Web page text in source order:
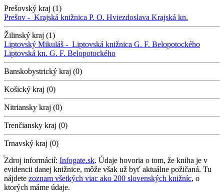
Prešovský kraj (1)
Prešov - Krajská knižnica P. O. Hviezdoslava Krajská kn.
Žilinský kraj (1)
Liptovský Mikuláš - Liptovská knižnica G. F. Belopotockého
Liptovská kn. G. F. Belopotockého
Banskobystrický kraj (0)
Košický kraj (0)
Nitriansky kraj (0)
Trenčiansky kraj (0)
Trnavský kraj (0)
Zdroj informácií: Infogate.sk. Údaje hovoria o tom, že kniha je v
evidencii danej knižnice, môže však už byť aktuálne požičaná. Tu
nájdete zoznam všetkých viac ako 200 slovenských knižníc, o
ktorých máme údaje.